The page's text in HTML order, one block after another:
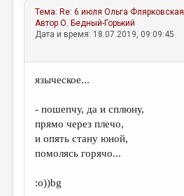
Тема: Re: 6 июля Ольга Флярковская
АвторО. Бедный-Горький
Дата и время: 18.07.2019, 09:09:45
языческое...
- пошепчу, да и сплюну,
прямо через плечо,
и опять стану юной,
помолясь горячо...
:о))bg